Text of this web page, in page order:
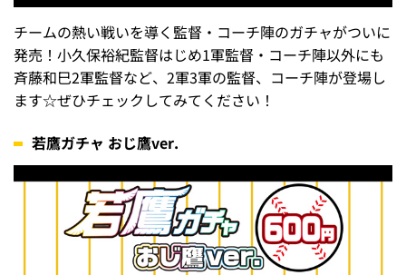
チームの熱い戦いを導く監督・コーチ陣のガチャがついに
発売！小久保裕紀監督はじめ1軍監督・コーチ陣以外にも
斉藤和巳2軍監督など、2軍3軍の監督、コーチ陣が登場し
ます☆ぜひチェックしてみてください！
若鷹ガチャ おじ鷹ver.